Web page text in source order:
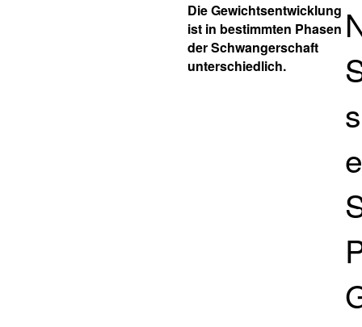
Die Gewichtsentwicklung
ist in bestimmten Phasen
der Schwangerschaft
unterschiedlich.